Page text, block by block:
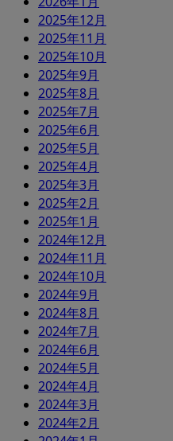
2025年12月
2025年11月
2025年10月
2025年9月
2025年8月
2025年7月
2025年6月
2025年5月
2025年4月
2025年3月
2025年2月
2025年1月
2024年12月
2024年11月
2024年10月
2024年9月
2024年8月
2024年7月
2024年6月
2024年5月
2024年4月
2024年3月
2024年2月